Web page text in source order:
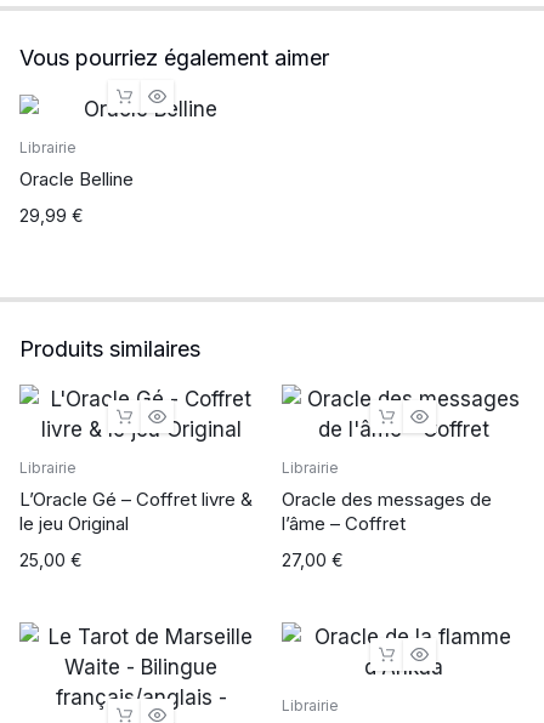
Vous pourriez également aimer
Librairie
Oracle Belline
29,99 €
Produits similaires
Librairie
L’Oracle Gé – Coffret livre &
le jeu Original
25,00 €
Librairie
Oracle des messages de
l’âme – Coffret
27,00 €
Librairie